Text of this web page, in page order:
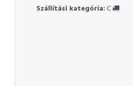
Szállítási kategória:C